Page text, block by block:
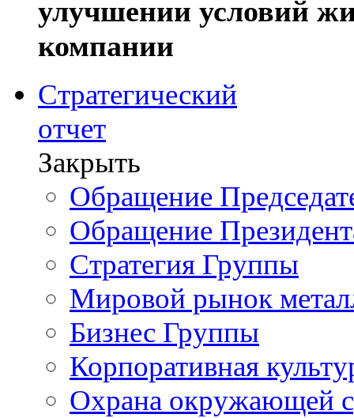
улучшении условий
компании
Стратегический
отчет
Закрыть
Обращение
Обращение
Стратегия Группы
Мировой рынок
Бизнес Группы
Корпоративная
Охрана окружающей